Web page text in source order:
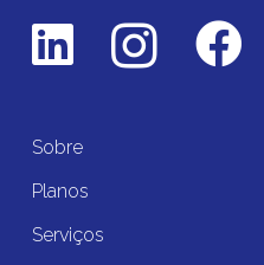
Sobre
Planos
Serviços